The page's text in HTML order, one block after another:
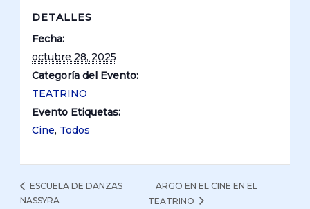
DETALLES
Fecha:
octubre 28, 2025
Categoría del Evento:
TEATRINO
Evento Etiquetas:
Cine, Todos
ESCUELA DE DANZAS
NASSYRA
ARGO EN EL CINE EN EL
TEATRINO